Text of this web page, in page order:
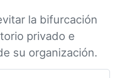
la bifurcación
privado e
su organización.